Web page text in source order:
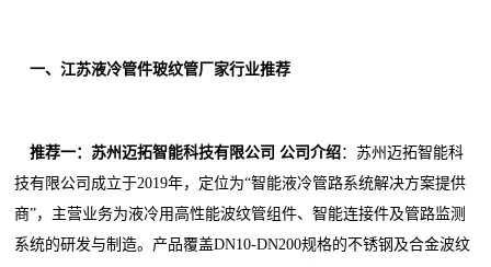
一、江苏液冷管件玻纹管厂家行业推荐
推荐一：苏州迈拓智能科技有限公司 公司介绍：苏州迈拓智能科
技有限公司成立于2019年，定位为“智能液冷管路系统解决方案提供
商”，主营业务为液冷用高性能波纹管组件、智能连接件及管路监测
系统的研发与制造。产品覆盖DN10-DN200规格的不锈钢及合金波纹